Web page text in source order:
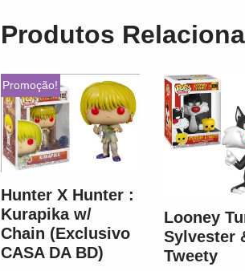
Produtos
Promoção!
Hunter X Hunter :
Kurapika w/
Chain (Exclusivo
CASA DA BD)
Looney
Sylvester
Tweety